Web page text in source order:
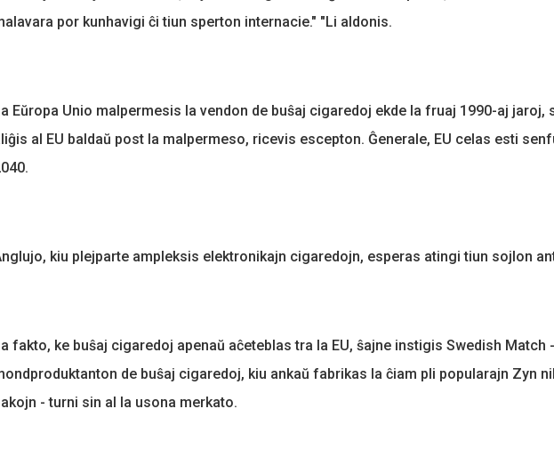
por kunhavigi ĉi tiun sperton internacie." "Li aldonis.
Eŭropa Unio malpermesis la vendon de buŝaj cigaredoj ekde la fruaj 1990-aj jaroj,
al EU baldaŭ post la malpermeso, ricevis escepton. Ĝenerale, EU celas esti
kiu plejparte ampleksis elektronikajn cigaredojn, esperas atingi tiun sojlon
fakto, ke buŝaj cigaredoj apenaŭ aĉeteblas tra la EU, ŝajne instigis Swedish Match
de buŝaj cigaredoj, kiu ankaŭ fabrikas la ĉiam pli popularajn Zyn
- turni sin al la usona merkato.